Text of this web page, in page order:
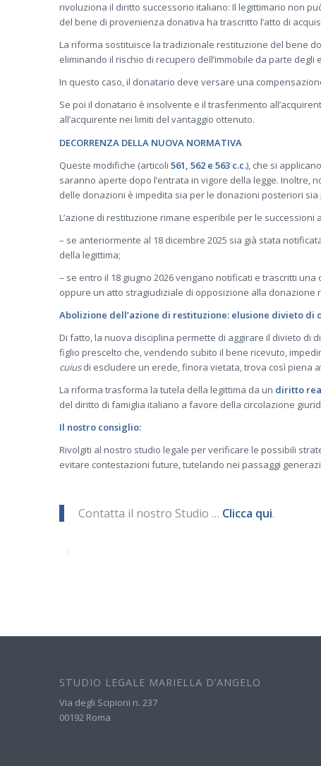
rivoluziona il diritto successorio italiano: Il legittimario non
del bene di provenienza donativa ha trascritto l’atto di
La riforma sostituisce la tradizionale restituzione del bene
eliminando il rischio di recupero dell’immobile da parte degli
In questo caso, il donatario deve versare una
Se poi il donatario è insolvente e il trasferimento
all’acquirente nei limiti del vantaggio ottenuto.
DECORRENZA DELLA NUOVA NORMATIVA
Queste modifiche (articoli 561, 562 e 563 c.c.), che si
saranno aperte dopo l’entrata in vigore della legge. Inoltre,
delle donazioni è impedita sia per le donazioni posteriori
L’azione di restituzione rimane esperibile per le
– se anteriormente al 18 dicembre 2025 sia già stata
della legittima;
– se entro il 18 giugno 2026 vengano notificati e trascritti
oppure un atto stragiudiziale di opposizione alla donazione
Abolizione dell’azione di restituzione: elusione divieto
Di fatto, la nuova disciplina permette di aggirare il divieto di
figlio prescelto che, vendendo subito il bene ricevuto,
cuiusdi escludere un erede, finora vietata, trova così piena
La riforma trasforma la tutela della legittima da un diritto
del diritto di famiglia italiano a favore della circolazione
Il nostro consiglio:
Rivolgiti al nostro studio legale per verificare le possibili
evitare contestazioni future, tutelando nei passaggi
Contatta il nostro Studio … Clicca qui.
/
STUDIO LEGALE MARIELLA D’ANGELO
Via degli Scipioni n. 237
00192 Roma